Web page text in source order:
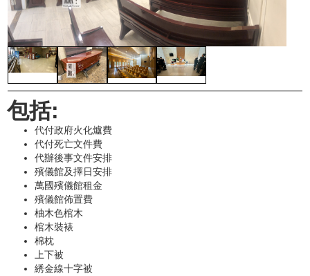
包括:
代付政府火化爐費
代付死亡文件費
代辦後事文件安排
殯儀館及擇日安排
萬國殯儀館租金
殯儀館佈置費
柚木色棺木
棺木裝裱
棉枕
上下被
綉金線十字被